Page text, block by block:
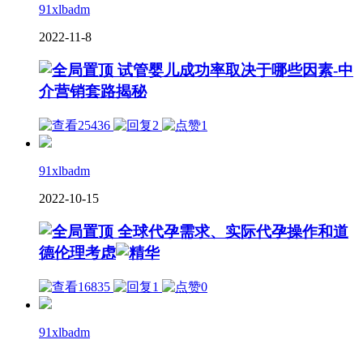
91xlbadm
2022-11-8
试管婴儿成功率取决于哪些因素-中
介营销套路揭秘
25436 2 1
91xlbadm
2022-10-15
全球代孕需求、实际代孕操作和道
德伦理考虑
16835 1 0
91xlbadm